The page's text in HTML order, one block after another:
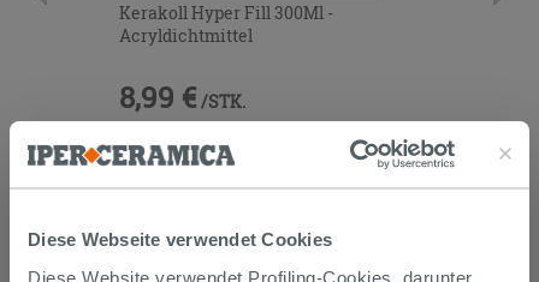
Diese Webseite verwendet Cookies
Diese Website verwendet Profiling-Cookies, darunter
Kerakoll Hyper Fill 300Ml -
Acryldichtmittel
8,99 € /STK.
IN DEN WARENKORB LEGEN